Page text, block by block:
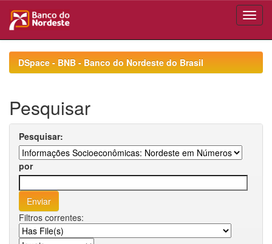
navigationDSpace - BNB - Banco do Nordeste do Brasil
Pesquisar
Pesquisar:
por
Filtros correntes: